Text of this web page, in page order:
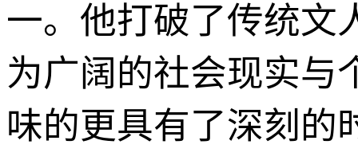
一。他打破了传统文
为广阔的社会现实与
味的更具有了深刻的